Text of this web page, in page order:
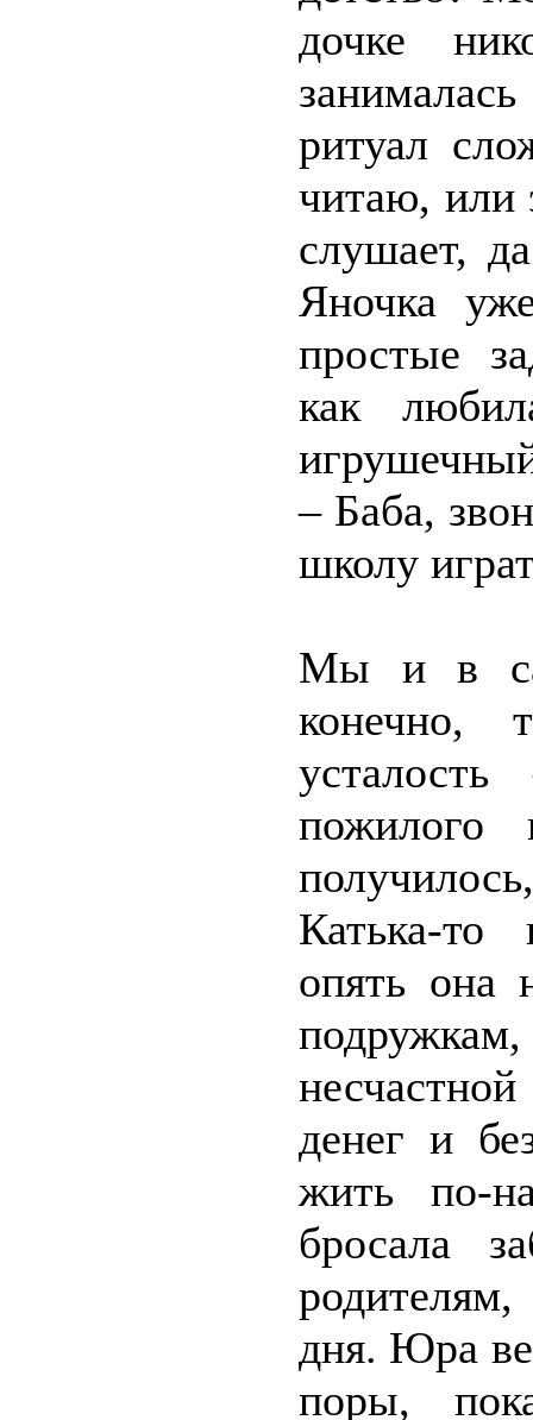
дочке
ритуал
читаю, или
слушает,
Яночка
простые
как
– Баба,
школу
Мы и в
конечно,
Катька-то
опять она
денег и
жить по-
бросала
дня. Юра
поры,